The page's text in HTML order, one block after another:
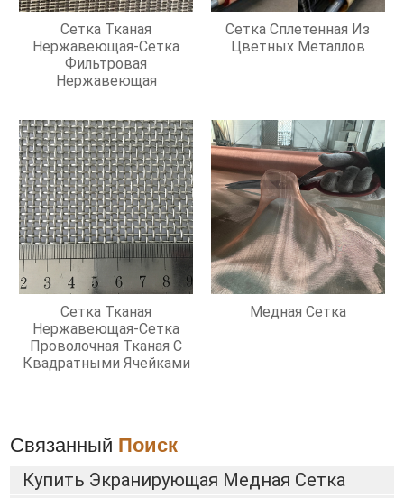
Сетка Тканая
Нержавеющая-Сетка
Фильтровая
Нержавеющая
Сетка Сплетенная Из
Цветных Металлов
Сетка Тканая
Нержавеющая-Сетка
Проволочная Тканая С
Квадратными Ячейками
Медная Сетка
Связанный Поиск
Купить Экранирующая Медная Сетка